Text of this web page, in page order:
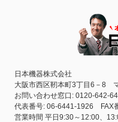
日本機器株式会社
大阪市西区靭本町3丁目6－8
お問い合わせ窓口: 0120-642-
代表番号: 06-6441-1926 FAX
営業時間 平日9:30～12:00、